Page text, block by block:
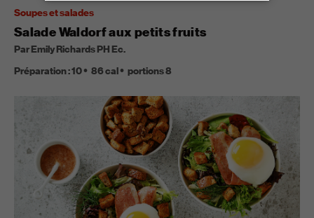
Soupes et salades
Salade Waldorf aux petits fruits
Par Emily Richards PH Ec.
Préparation :10 86cal portions8